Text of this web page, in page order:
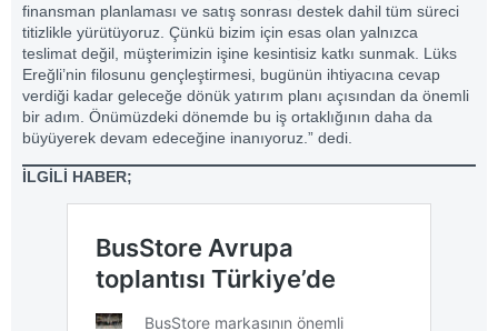
finansman planlaması ve satış sonrası destek dahil tüm süreci
titizlikle yürütüyoruz. Çünkü bizim için esas olan yalnızca
teslimat değil, müşterimizin işine kesintisiz katkı sunmak. Lüks
Ereğli’nin filosunu gençleştirmesi, bugünün ihtiyacına cevap
verdiği kadar geleceğe dönük yatırım planı açısından da önemli
bir adım. Önümüzdeki dönemde bu iş ortaklığının daha da
büyüyerek devam edeceğine inanıyoruz.” dedi.
İLGİLİ HABER;